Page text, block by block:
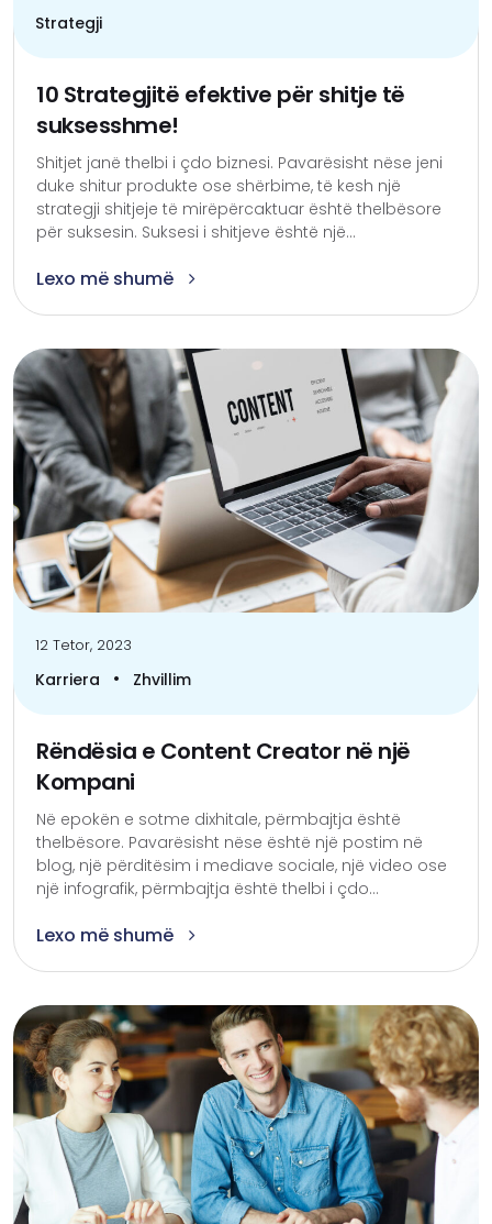
Strategji
10 Strategjitë efektive për shitje të
suksesshme!
Shitjet janë thelbi i çdo biznesi. Pavarësisht nëse jeni
duke shitur produkte ose shërbime, të kesh një
strategji shitjeje të mirëpërcaktuar është thelbësore
për suksesin. Suksesi i shitjeve është një...
Lexo më shumë
12 Tetor, 2023
Karriera • Zhvillim
Rëndësia e Content Creator në një
Kompani
Në epokën e sotme dixhitale, përmbajtja është
thelbësore. Pavarësisht nëse është një postim në
blog, një përditësim i mediave sociale, një video ose
një infografik, përmbajtja është thelbi i çdo...
Lexo më shumë